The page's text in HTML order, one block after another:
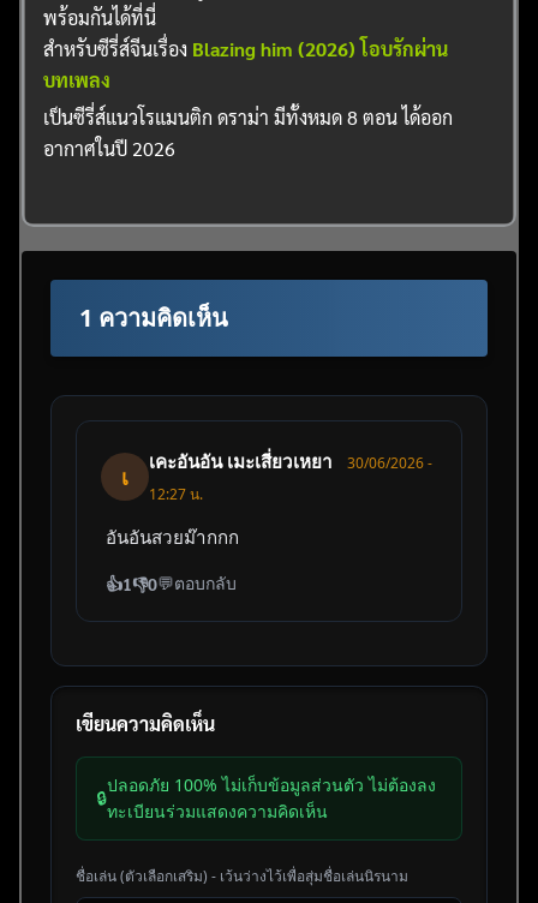
พร้อมกันได้ที่นี่
สำหรับซีรี่ส์จีนเรื่อง Blazing him (2026) โอบรักผ่าน
บทเพลง
เป็นซีรี่ส์แนวโรแมนติก ดราม่า มีทั้งหมด 8 ตอน ได้ออก
อากาศในปี 2026
1 ความคิดเห็น
เ
เคะอันอัน เมะเสี่ยวเหยา
30/06/2026 -
12:27 น.
อันอันสวยม๊ากกก
👍1👎0💬ตอบกลับ
เขียนความคิดเห็น
🔒
ปลอดภัย 100% ไม่เก็บข้อมูลส่วนตัว ไม่ต้องลง
ทะเบียนร่วมแสดงความคิดเห็น
ชื่อเล่น (ตัวเลือกเสริม) - เว้นว่างไว้เพื่อสุ่มชื่อเล่นนิรนาม